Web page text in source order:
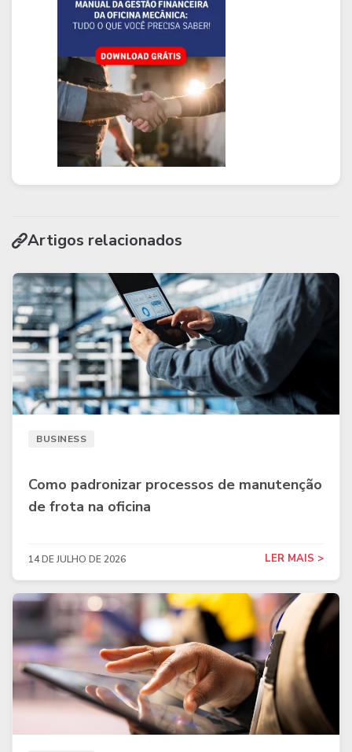
Artigos relacionados
BUSINESS
Como padronizar processos de manutenção
de frota na oficina
14 DE JULHO DE 2026 LER MAIS >